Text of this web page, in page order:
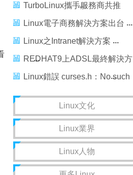
TurboLinux攜手服務商共推
Linux解決方案
Linux電子商務解決方案出台
Linux之Intranet解決方案
REDHAT9上ADSL最終解決方
案
Linux錯誤 curses.h：No such
file or directory解決方案
Linux文化
Linux業界
Linux人物